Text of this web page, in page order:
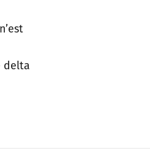
delta